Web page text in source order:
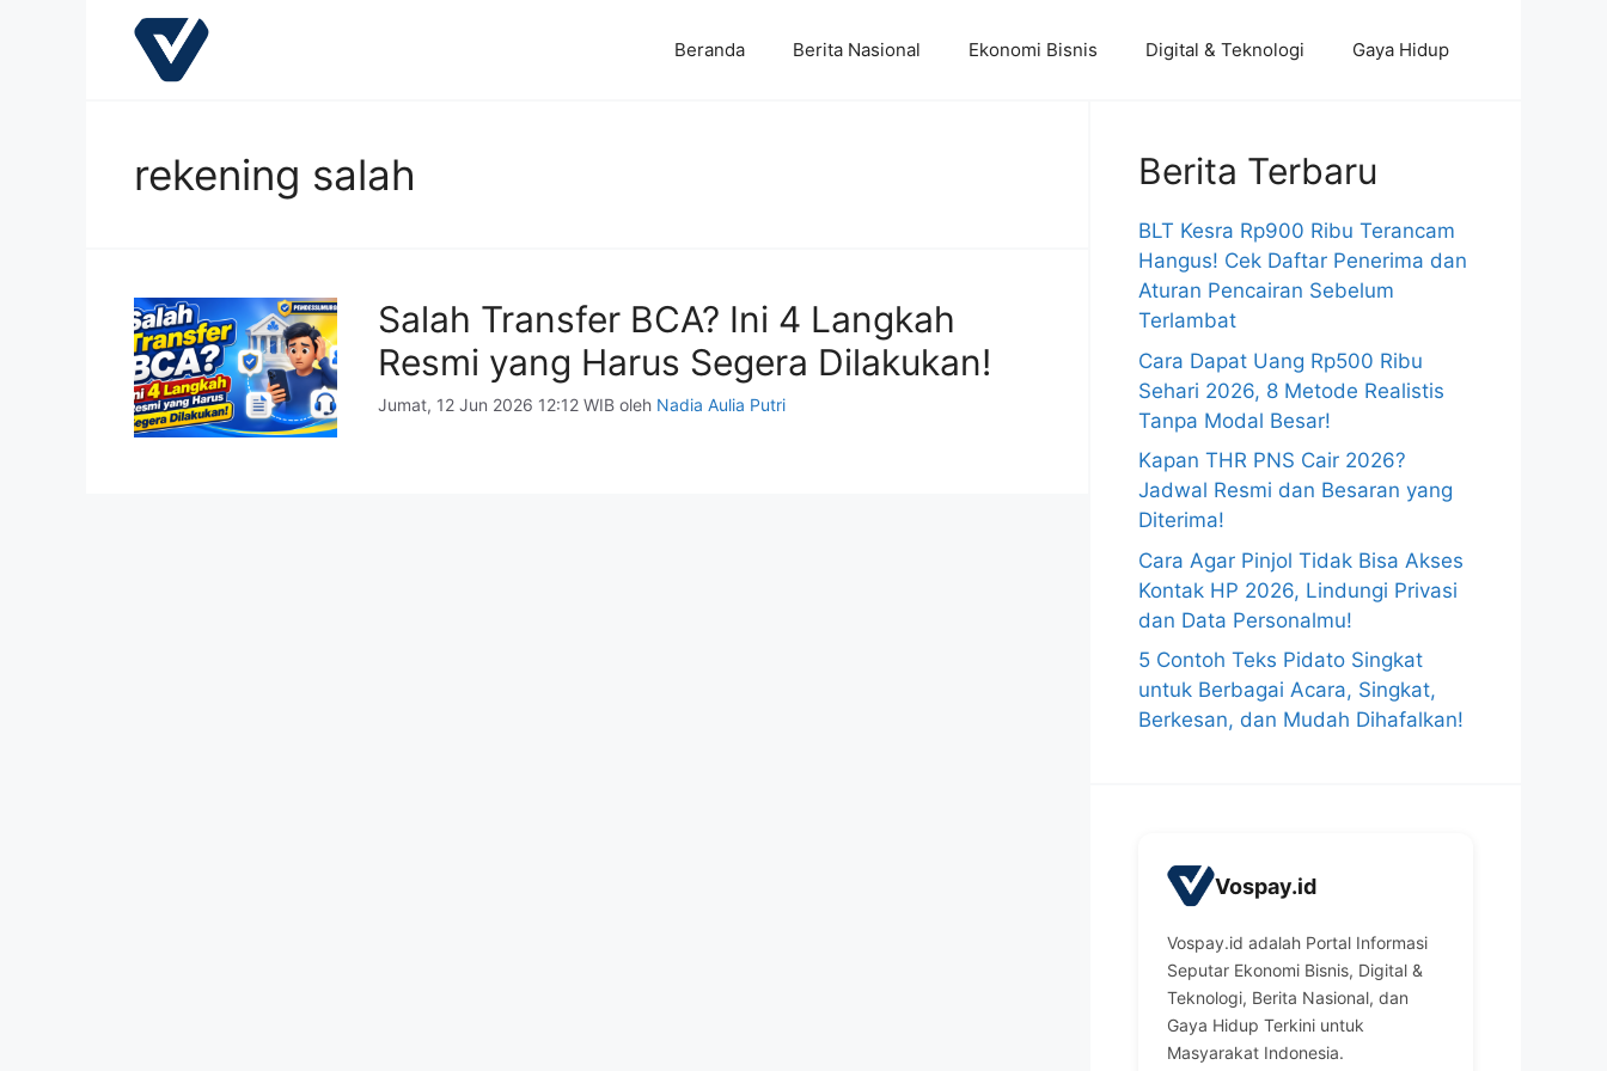
Beranda Berita Nasional Ekonomi Bisnis Digital & Teknologi Gaya Hidup
rekening salah
Salah Transfer BCA? Ini 4 Langkah
Resmi yang Harus Segera Dilakukan!
Jumat, 12 Jun 2026 12:12 WIB oleh Nadia Aulia Putri
Berita Terbaru
BLT Kesra Rp900 Ribu Terancam
Hangus! Cek Daftar Penerima dan
Aturan Pencairan Sebelum
Terlambat
Cara Dapat Uang Rp500 Ribu
Sehari 2026, 8 Metode Realistis
Tanpa Modal Besar!
Kapan THR PNS Cair 2026?
Jadwal Resmi dan Besaran yang
Diterima!
Cara Agar Pinjol Tidak Bisa Akses
Kontak HP 2026, Lindungi Privasi
dan Data Personalmu!
5 Contoh Teks Pidato Singkat
untuk Berbagai Acara, Singkat,
Berkesan, dan Mudah Dihafalkan!
Vospay.id
Vospay.id adalah Portal Informasi
Seputar Ekonomi Bisnis, Digital &
Teknologi, Berita Nasional, dan
Gaya Hidup Terkini untuk
Masyarakat Indonesia.